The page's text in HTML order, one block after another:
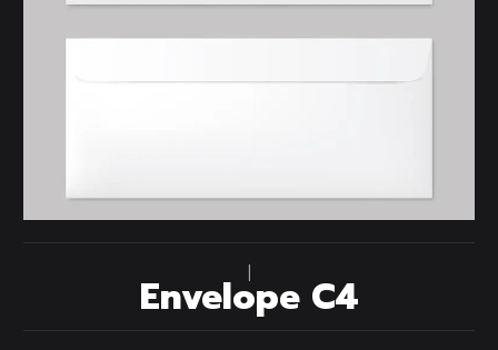
Envelope C4